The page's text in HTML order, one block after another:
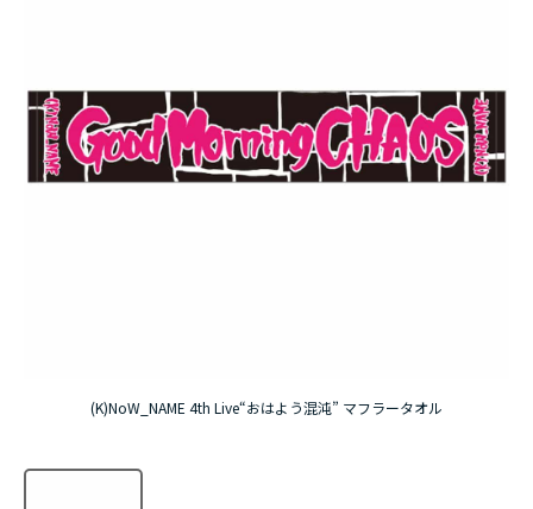
薬屋のひとりごと 夏の園遊会2026
名探偵コナン
アニメ『僕のヒーローアカデミア』10周年
『ふつつかな悪女ではございますが ～雛宮蝶鼠と
(K)NoW_NAME 4th Live“おはよう混沌” マフラータオル